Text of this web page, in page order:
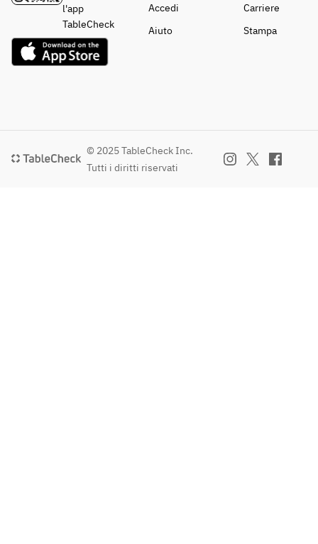
l'app
TableCheck
Accedi
Aiuto
Carriere
Stampa
© 2025 TableCheck Inc.
Tutti i diritti riservati